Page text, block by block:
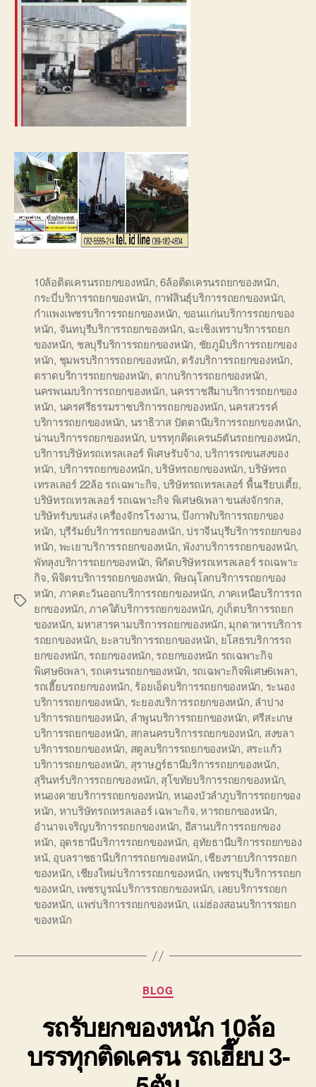
Tags
10ล้อติดเครนรถยกของหนัก,6ล้อติดเครนรถยกของหนัก,
กระบี่บริการรถยกของหนัก, กาฬสินธุ์บริการรถยกของหนัก,
กำแพงเพชรบริการรถยกของหนัก, ขอนแก่นบริการรถยกของ
หนัก, จันทบุรีบริการรถยกของหนัก, ฉะเชิงเทราบริการรถยก
ของหนัก, ชลบุรีบริการรถยกของหนัก, ชัยภูมิบริการรถยกของ
หนัก, ชุมพรบริการรถยกของหนัก, ตรังบริการรถยกของหนัก,
ตราดบริการรถยกของหนัก, ตากบริการรถยกของหนัก,
นครพนมบริการรถยกของหนัก, นครราชสีมาบริการรถยกของ
หนัก, นครศรีธรรมราชบริการรถยกของหนัก, นครสวรรค์
บริการรถยกของหนัก, นราธิวาส ปัตตานีบริการรถยกของหนัก,
น่านบริการรถยกของหนัก, บรรทุกติดเครน5ตันรถยกของหนัก,
บริการบริษัทรถเทรลเลอร์ พิเศษรับจ้าง,บริการรถขนสงของ
หนัก, บริการรถยกของหนัก,บริษัทรถยกของหนัก,บริษัทรถ
เทรลเลอร์ 22ล้อ รถเฉพาะกิจ, บริษัทรถเทรลเลอร์ พื้นเรียบเตี้ย,
บริษัทรถเทรลเลอร์ รถเฉพาะกิจ พิเศษ6เพลา ขนส่งจักรกล,
บริษัทรับขนส่ง เครื่องจักรโรงงาน,บึงกาฬบริการรถยกของ
หนัก, บุรีรัมย์บริการรถยกของหนัก,ปราจีนบุรีบริการรถยกของ
หนัก, พะเยาบริการรถยกของหนัก,พังงาบริการรถยกของหนัก,
พัทลุงบริการรถยกของหนัก, พิกัดบริษัทรถเทรลเลอร์ รถเฉพาะ
กิจ,พิจิตรบริการรถยกของหนัก, พิษณุโลกบริการรถยกของ
หนัก, ภาคตะวันออกบริการรถยกของหนัก, ภาคเหนือบริการรถ
ยกของหนัก,ภาคใต้บริการรถยกของหนัก, ภูเก็ตบริการรถยก
ของหนัก, มหาสารคามบริการรถยกของหนัก, มุกดาหารบริการ
รถยกของหนัก, ยะลาบริการรถยกของหนัก, ยโสธรบริการรถ
ยกของหนัก, รถยกของหนัก, รถยกของหนัก รถเฉพาะกิจ
พิเศษ6เพลา, รถเครนรถยกของหนัก, รถเฉพาะกิจพิเศษ6เพลา,
รถเฮี๊ยบรถยกของหนัก, ร้อยเอ็ดบริการรถยกของหนัก, ระนอง
บริการรถยกของหนัก, ระยองบริการรถยกของหนัก, ลำปาง
บริการรถยกของหนัก, ลำพูนบริการรถยกของหนัก, ศรีสะเกษ
บริการรถยกของหนัก, สกลนครบริการรถยกของหนัก, สงขลา
บริการรถยกของหนัก, สตูลบริการรถยกของหนัก, สระแก้ว
บริการรถยกของหนัก, สุราษฎร์ธานีบริการรถยกของหนัก,
สุรินทร์บริการรถยกของหนัก, สุโขทัยบริการรถยกของหนัก,
หนองคายบริการรถยกของหนัก, หนองบัวลำภูบริการรถยกของ
หนัก, หาบริษัทรถเทรลเลอร์ เฉพาะกิจ,หารถยกของหนัก,
อำนาจเจริญบริการรถยกของหนัก, อีสานบริการรถยกของ
หนัก, อุดรธานีบริการรถยกของหนัก, อุทัยธานีบริการรถยกของ
หนั, อุบลราชธานีบริการรถยกของหนัก, เชียงรายบริการรถยก
ของหนัก, เชียงใหม่บริการรถยกของหนัก, เพชรบุรีบริการรถยก
ของหนัก, เพชรบูรณ์บริการรถยกของหนัก, เลยบริการรถยก
ของหนัก, แพร่บริการรถยกของหนัก, แม่ฮ่องสอนบริการรถยก
ของหนัก
Categories
BLOG
รถรับยกของหนัก 10ล้อ
บรรทุกติดเครน รถเฮี๊ยบ 3-